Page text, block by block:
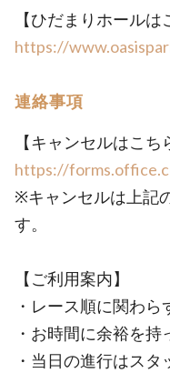
【ひだまりホールは
https://
連絡事項
【キャンセルはこち
https://
※キャンセルは上記
す。
【ご利用案内】
・レース順に関わら
・お時間に余裕を持
・当日の進行はスタ